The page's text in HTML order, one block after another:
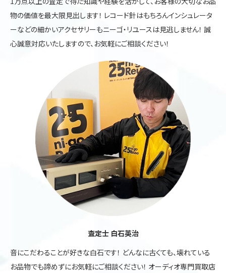
物の価値を最大限見出します！ レコード針はもちろんインシュレータ
ーなどの細かいアクセサリーもニーゴ・リユースは見逃しません！ 誠
心誠意対応いたしますので、お気軽にご相談ください！
査定士 白石英治
音にこだわることが好きな白石です！ どんなに古くても、壊れている
お品物でも諦めずにお気軽にご相談ください！ オーディオ専門買取店